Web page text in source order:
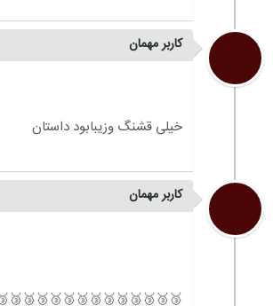
کاربر مهمان
کاربر مهمان